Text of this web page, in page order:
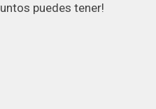
puedes tener!